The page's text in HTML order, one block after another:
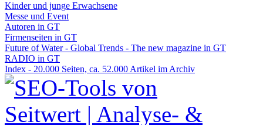
Kinder und junge Erwachsene
Messe und Event
Autoren in GT
Firmenseiten in GT
Future of Water - Global Trends - The new magazine in GT
RADIO in GT
Index - 20.000 Seiten, ca. 52.000 Artikel im Archiv